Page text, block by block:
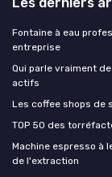
Fontaine à eau
entreprise
Qui parle vraiment
actifs
Les coffee shops de
TOP 50 des
Machine espresso à
de l'extraction